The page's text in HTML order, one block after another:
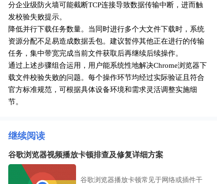
分企业级防火墙可能截断TCP连接导致数据传输中断，进而触
发校验失败提示。
降低并行下载任务数量。当同时进行多个大文件下载时，系统
资源分配不足易造成数据丢包。建议暂停其他正在进行的传输
任务，集中带宽完成当前文件获取后再继续后续操作。
通过上述步骤组合运用，用户能系统性地解决Chrome浏览器下
载文件校验失败的问题。每个操作环节均经过实际验证且符合
官方标准规范，可根据具体设备环境和需求灵活调整实施细
节。
继续阅读
谷歌浏览器视频播放卡顿排查及修复详细方案
谷歌浏览器播放卡顿常见于网络或插件干